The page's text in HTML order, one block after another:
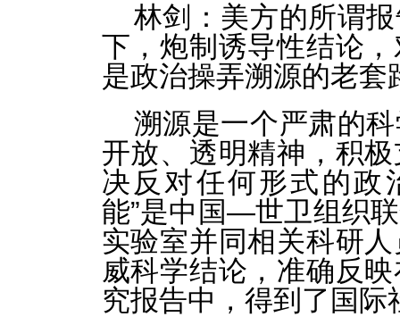
林剑： 美方的所谓
下，炮制诱导性结论
是政治操弄溯源的老
溯源是一个严肃的
开放、透明精神，积
决反对任何形式的政
能”是中国—世卫组织
实验室并同相关科研
威科学结论，准确反
究报告中，得到了国